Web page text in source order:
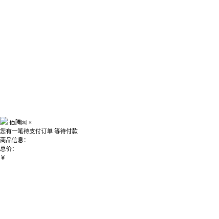
佰腾网 ×
您有一笔待支付订单 等待付款
商品信息：
总价：
￥